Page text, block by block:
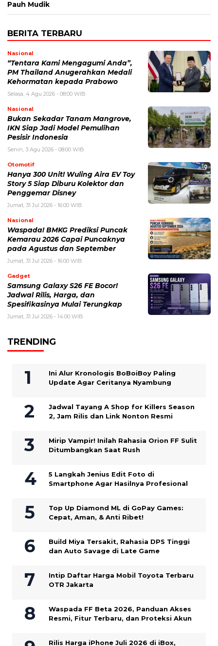
Pauh Mudik
BERITA TERBARU
Nasional
“Tentara Kami Mengagumi Anda”,
PM Thailand Anugerahkan Medali
Kehormatan kepada Prabowo
Selasa, 4 Agu 2026 - 08:00 WIB
Nasional
Bukan Sekadar Tanam Mangrove,
IKN Siap Jadi Model Pemulihan
Pesisir Indonesia
Senin, 3 Agu 2026 - 08:00 WIB
Otomotif
Hanya 300 Unit! Wuling Aira EV Toy
Story 5 Siap Diburu Kolektor dan
Penggemar Disney
Jumat, 31 Jul 2026 - 16:00 WIB
Nasional
Waspada! BMKG Prediksi Puncak
Kemarau 2026 Capai Puncaknya
pada Agustus dan September
Jumat, 31 Jul 2026 - 16:00 WIB
Gadget
Samsung Galaxy S26 FE Bocor!
Jadwal Rilis, Harga, dan
Spesifikasinya Mulai Terungkap
Jumat, 31 Jul 2026 - 14:00 WIB
TRENDING
Ini Alur Kronologis BoBoiBoy Paling
Update Agar Ceritanya Nyambung
Jadwal Tayang A Shop for Killers Season
2, Jam Rilis dan Link Nonton Resmi
Mirip Vampir! Inilah Rahasia Orion FF Sulit
Ditumbangkan Saat Rush
5 Langkah Jenius Edit Foto di
Smartphone Agar Hasilnya Profesional
Top Up Diamond ML di GoPay Games:
Cepat, Aman, & Anti Ribet!
Build Miya Tersakit, Rahasia DPS Tinggi
dan Auto Savage di Late Game
Intip Daftar Harga Mobil Toyota Terbaru
OTR Jakarta
Waspada FF Beta 2026, Panduan Akses
Resmi, Fitur Terbaru, dan Proteksi Akun
Rilis Harga iPhone Juli 2026 di iBox,